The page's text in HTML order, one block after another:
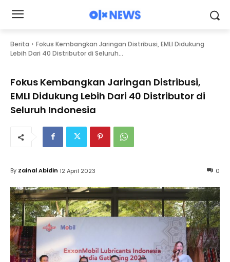
Berita
Fokus Kembangkan Jaringan Distribusi, EMLI Didukung
Lebih Dari 40 Distributor di Seluruh...
Fokus Kembangkan Jaringan Distribusi,
EMLI Didukung Lebih Dari 40 Distributor di
Seluruh Indonesia
0
By Zainal Abidin 12 April 2023